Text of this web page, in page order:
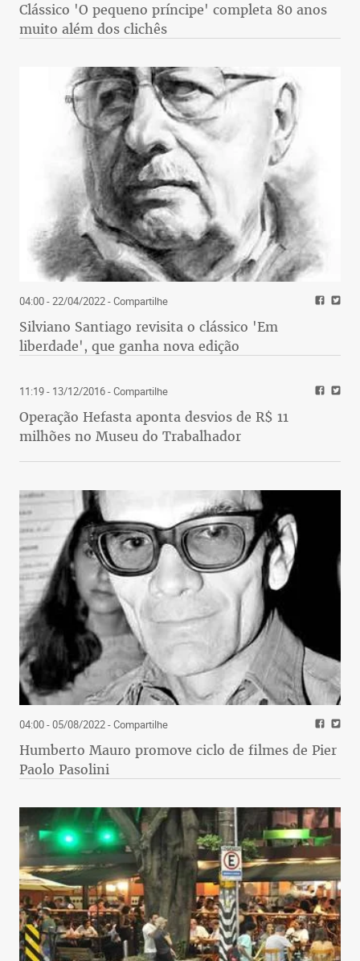
Clássico 'O pequeno príncipe' completa 80 anos
muito além dos clichês
04:00 - 22/04/2022- Compartilhe
Silviano Santiago revisita o clássico 'Em
liberdade', que ganha nova edição
11:19 - 13/12/2016- Compartilhe
Operação Hefasta aponta desvios de R$ 11
milhões no Museu do Trabalhador
04:00 - 05/08/2022- Compartilhe
Humberto Mauro promove ciclo de filmes de Pier
Paolo Pasolini